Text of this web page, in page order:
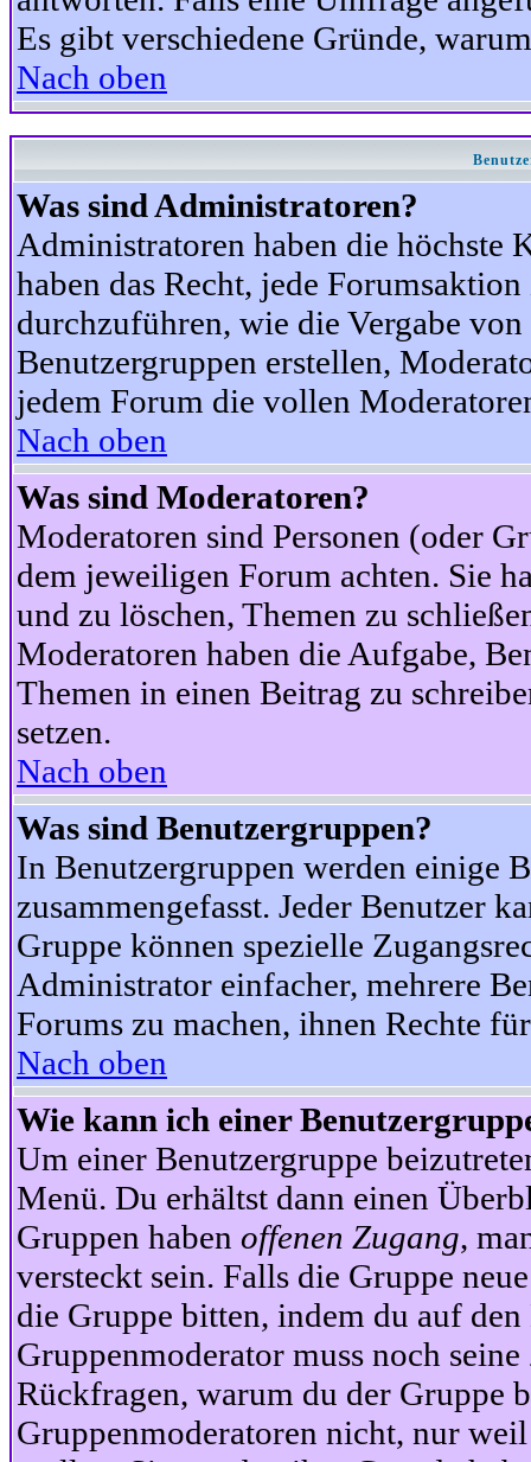
Es gibt verschiedene Gründe,
Nach oben
Was sind Administratoren?
Administratoren haben die höchste
haben das Recht, jede
durchzuführen, wie die Vergabe
Benutzergruppen erstellen,
jedem Forum die vollen
Nach oben
Was sind Moderatoren?
Moderatoren sind Personen (oder
dem jeweiligen Forum achten. Sie
und zu löschen, Themen zu
Moderatoren haben die Aufgabe,
Themen in einen Beitrag zu
setzen.
Nach oben
Was sind Benutzergruppen?
In Benutzergruppen werden einige
zusammengefasst. Jeder Benutzer
Gruppe können spezielle
Administrator einfacher, mehrere
Forums zu machen, ihnen Rechte
Nach oben
Wie kann ich einer
Um einer Benutzergruppe
Menü. Du erhältst dann einen
Gruppen haben offenen Zugang,
versteckt sein. Falls die Gruppe
die Gruppe bitten, indem du auf
Gruppenmoderator muss noch
Rückfragen, warum du der Gruppe
Gruppenmoderatoren nicht, nur